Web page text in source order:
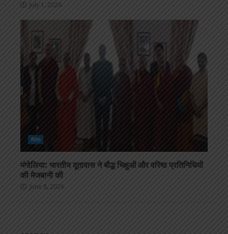
July 1, 2026
विदेश
मंगोलिया: भारतीय दूतावास ने बौद्ध भिक्षुओं और वरिष्ठ प्रतिनिधियों
की मेजबानी की
June 8, 2026